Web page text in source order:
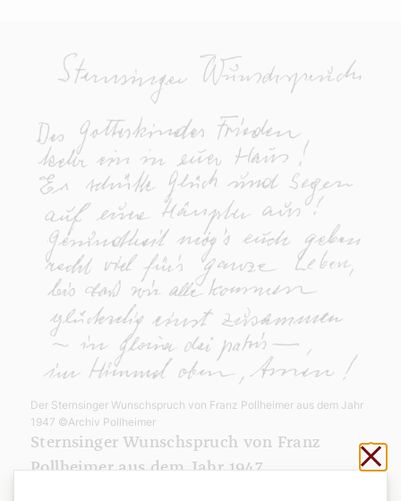
Der Sternsinger Wunschspruch von Franz Pollheimer aus dem Jahr
1947 ©Archiv Pollheimer
Sternsinger Wunschspruch von Franz
Pollheimer aus dem Jahr 1947